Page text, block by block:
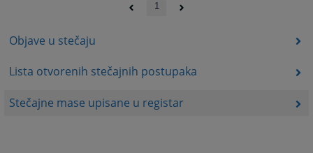
Objave u stečaju
Lista otvorenih stečajnih postupaka
Stečajne mase upisane u registar
1